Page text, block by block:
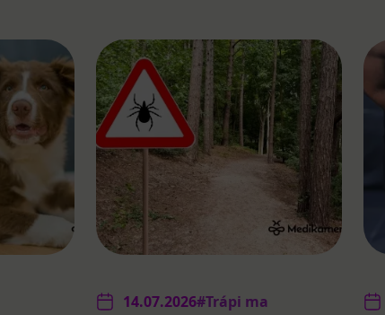
14.07.2026#Trápi ma